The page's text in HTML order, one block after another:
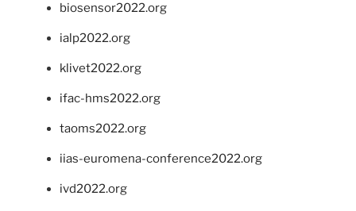
biosensor2022.org
ialp2022.org
klivet2022.org
ifac-hms2022.org
taoms2022.org
iias-euromena-conference2022.org
ivd2022.org